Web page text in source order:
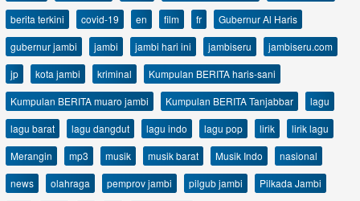
berita terkini
covid-19 en film fr
Gubernur Al Haris
gubernur jambi
jambi jambi hari ini jambiseru
jambiseru.com
jp
kota jambi kriminal
Kumpulan BERITA haris-sani
Kumpulan BERITA muaro jambi
Kumpulan BERITA Tanjabbar
lagu
lagu barat
lagu dangdut lagu indo lagu pop lirik
lirik lagu
Merangin
mp3 musik musik barat Musik Indo
nasional
news
olahraga pemprov jambi pilgub jambi
Pilkada Jambi